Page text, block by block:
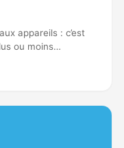
appareils : c’est
ou moins…